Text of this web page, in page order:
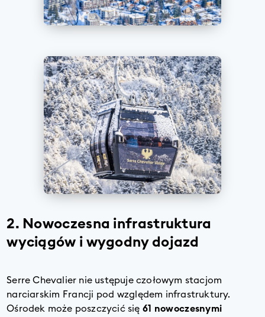
2. Nowoczesna infrastruktura
wyciągów i wygodny dojazd
Serre Chevalier nie ustępuje czołowym stacjom
narciarskim Francji pod względem infrastruktury.
Ośrodek może poszczycić się 61 nowoczesnymi